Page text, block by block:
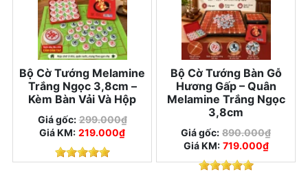
Bộ Cờ Tướng Melamine
Trắng Ngọc 3,8cm –
Kèm Bàn Vải Và Hộp
Giá gốc: 299.000₫
Giá KM: 219.000₫
Bộ Cờ Tướng Bàn Gỗ
Hương Gấp – Quân
Melamine Trắng Ngọc
3,8cm
Giá gốc: 890.000₫
Giá KM: 719.000₫